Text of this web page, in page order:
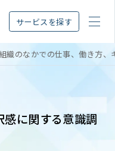
サービスを探す
組織のなかでの仕事、働き方
に関する意識調